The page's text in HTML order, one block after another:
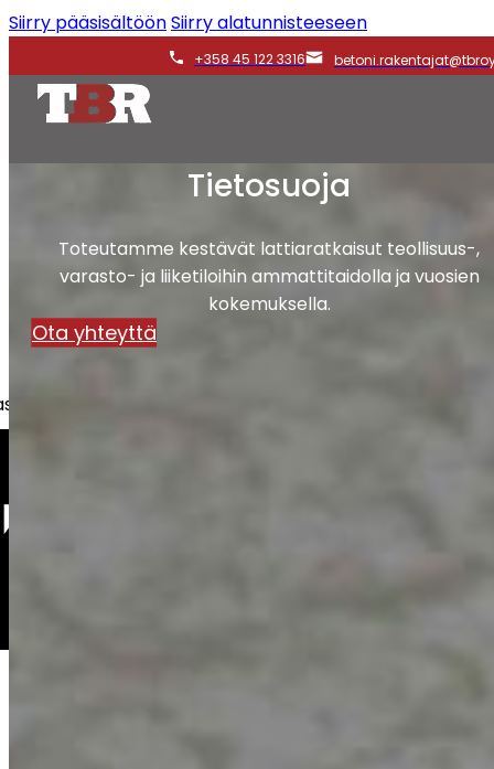
Siirry pääsisältöönSiirry alatunnisteeseen
+358 45 122 3316
taloyhtiöitä sekä yrityksiä.
Tietosuoja
Toteutamme kestävät lattiaratkaisut teollisuus-,
varasto- ja liiketiloihin ammattitaidolla ja vuosien
kokemuksella.
Ota yhteyttä